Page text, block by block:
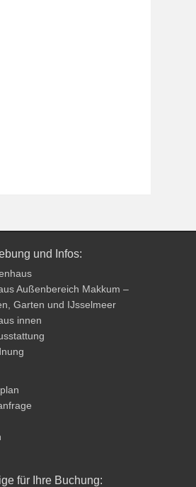
und Infos:
Außenbereich Makkum –
Garten und IJsselmeer
innen
für Ihre Buchung: